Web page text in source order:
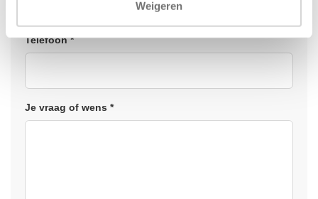
Weigeren
Telefoon *
Je vraag of wens *